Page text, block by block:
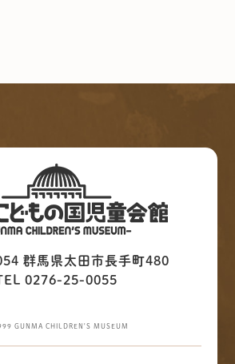
群馬県太田市長手町480
0276-25-0055
GUNMA CHILDREN'S MUSEUM